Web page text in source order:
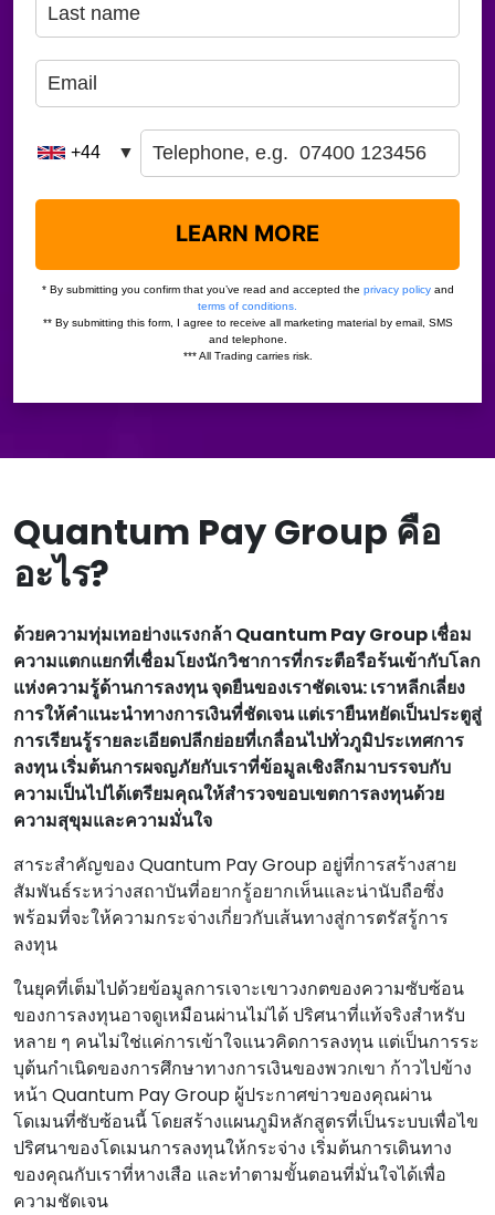
Quantum Pay Group คือ
อะไร?
ด้วยความทุ่มเทอย่างแรงกล้า Quantum Pay Group เชื่อม
ความแตกแยกที่เชื่อมโยงนักวิชาการที่กระตือรือร้นเข้ากับโลก
แห่งความรู้ด้านการลงทุน จุดยืนของเราชัดเจน: เราหลีกเลี่ยง
การให้คําแนะนําทางการเงินที่ชัดเจน แต่เรายืนหยัดเป็นประตูสู่
การเรียนรู้รายละเอียดปลีกย่อยที่เกลื่อนไปทั่วภูมิประเทศการ
ลงทุน เริ่มต้นการผจญภัยกับเราที่ข้อมูลเชิงลึกมาบรรจบกับ
ความเป็นไปได้เตรียมคุณให้สํารวจขอบเขตการลงทุนด้วย
ความสุขุมและความมั่นใจ
สาระสําคัญของ Quantum Pay Group อยู่ที่การสร้างสาย
สัมพันธ์ระหว่างสถาบันที่อยากรู้อยากเห็นและน่านับถือซึ่ง
พร้อมที่จะให้ความกระจ่างเกี่ยวกับเส้นทางสู่การตรัสรู้การ
ลงทุน
ในยุคที่เต็มไปด้วยข้อมูลการเจาะเขาวงกตของความซับซ้อน
ของการลงทุนอาจดูเหมือนผ่านไม่ได้ ปริศนาที่แท้จริงสําหรับ
หลาย ๆ คนไม่ใช่แค่การเข้าใจแนวคิดการลงทุน แต่เป็นการระ
บุต้นกําเนิดของการศึกษาทางการเงินของพวกเขา ก้าวไปข้าง
หน้า Quantum Pay Group ผู้ประกาศข่าวของคุณผ่าน
โดเมนที่ซับซ้อนนี้ โดยสร้างแผนภูมิหลักสูตรที่เป็นระบบเพื่อไข
ปริศนาของโดเมนการลงทุนให้กระจ่าง เริ่มต้นการเดินทาง
ของคุณกับเราที่หางเสือ และทําตามขั้นตอนที่มั่นใจได้เพื่อ
ความชัดเจน